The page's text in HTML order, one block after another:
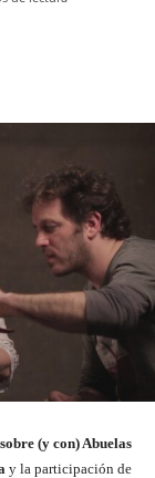
(y con) Abuelas
y la participación de